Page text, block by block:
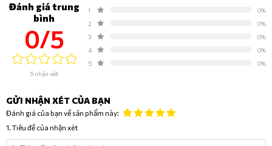
Đánh giá trung
bình
0/5
5 nhận xét
1
0%
2
0%
3
0%
4
0%
5
0%
GỬI NHẬN XÉT CỦA BẠN
Đánh giá của bạn về sản phẩm này:
1. Tiêu đề của nhận xét